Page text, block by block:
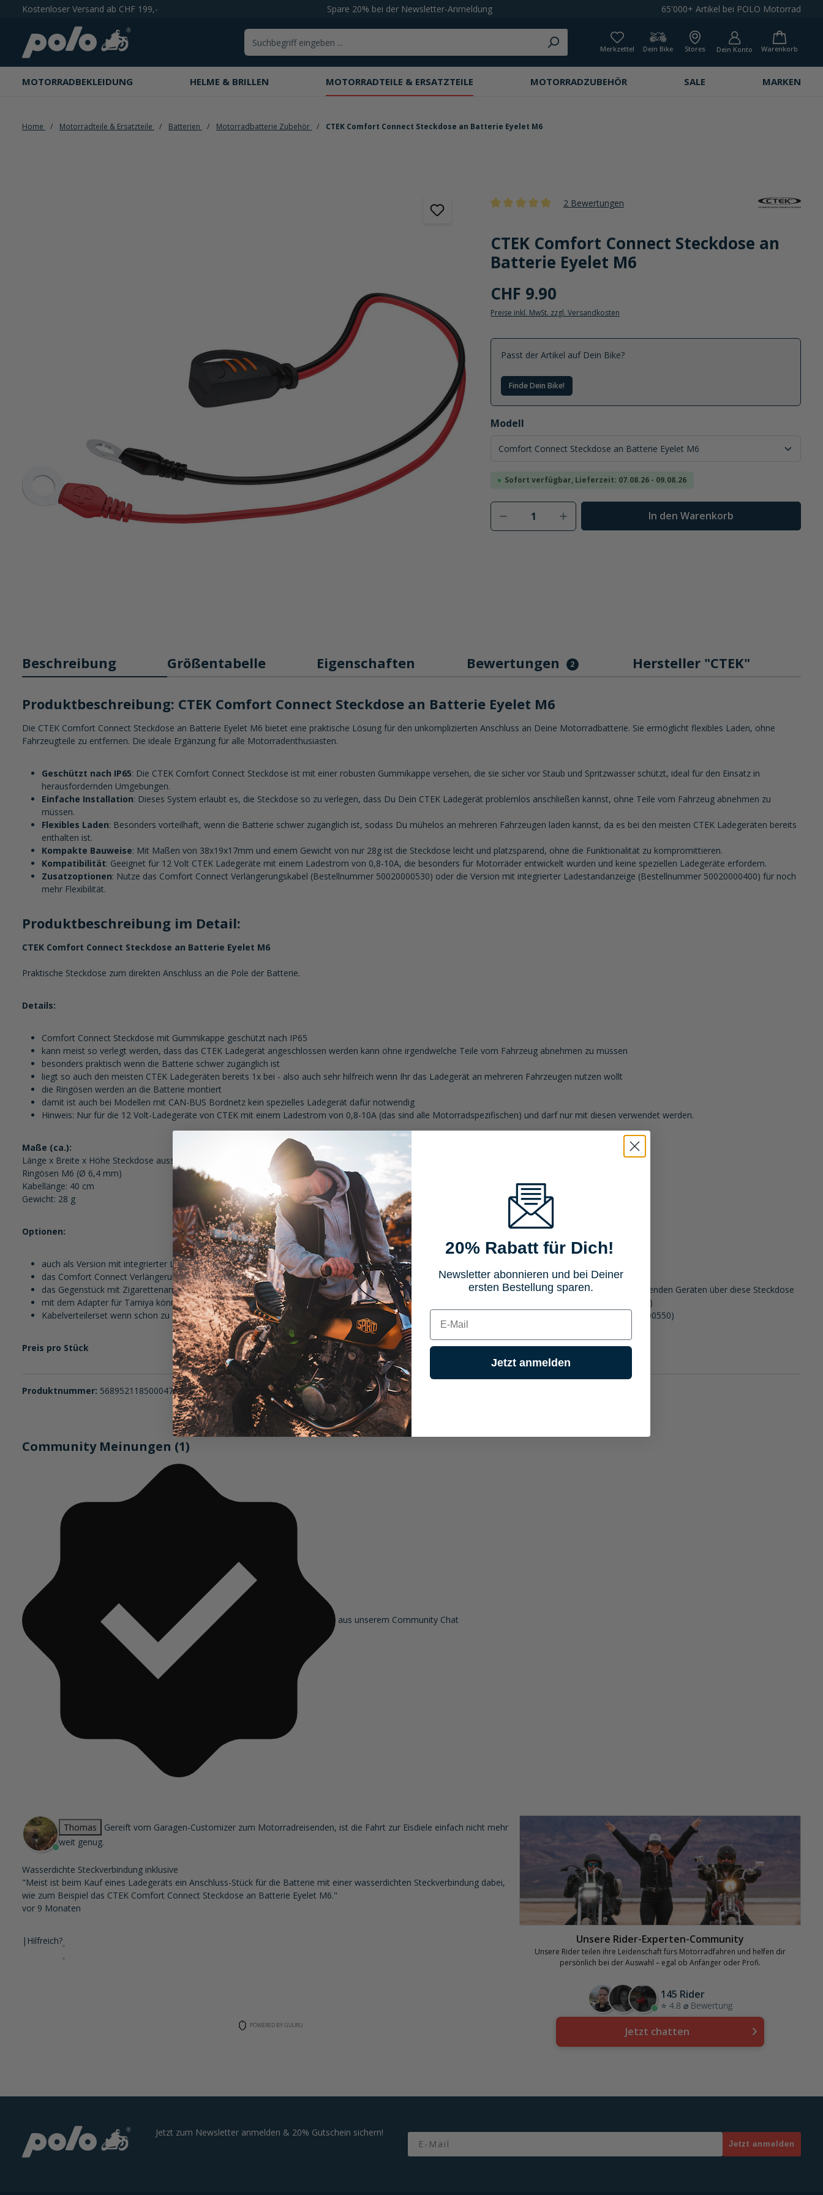
Zur Hauptnavigation springen
Kostenloser Versand ab CHF 199,- Spare 20% bei der Newsletter-Anmeldung 65'000+ Artikel bei POLO Motorrad
Merkzettel Dein Bike Stores Dein Konto Warenkorb
MOTORRADBEKLEIDUNG HELME & BRILLEN MOTORRADTEILE & ERSATZTEILE MOTORRADZUBEHÖR SALE MARKEN
Home Motorradteile & Ersatzteile Batterien Motorradbatterie Zubehör CTEK Comfort Connect Steckdose an Batterie Eyelet M6
2 Bewertungen
CTEK Comfort Connect Steckdose an
Batterie Eyelet M6
CHF 9.90
Preise inkl. MwSt. zzgl. Versandkosten
Passt der Artikel auf Dein Bike?
Finde Dein Bike!
Modell
auswählen
Sofort verfügbar, Lieferzeit: 07.08.26 - 09.08.26
Produkt Anzahl: Gib den gewünschten Wert ein
In den Warenkorb
Beschreibung Größentabelle Eigenschaften Bewertungen 2 Hersteller "CTEK"
Produktbeschreibung: CTEK Comfort Connect Steckdose an Batterie Eyelet M6
Die CTEK Comfort Connect Steckdose an Batterie Eyelet M6 bietet eine praktische Lösung für den unkomplizierten Anschluss an Deine Motorradbatterie. Sie ermöglicht flexibles Laden, ohne
Fahrzeugteile zu entfernen. Die ideale Ergänzung für alle Motorradenthusiasten.
Geschützt nach IP65: Die CTEK Comfort Connect Steckdose ist mit einer robusten Gummikappe versehen, die sie sicher vor Staub und Spritzwasser schützt, ideal für den Einsatz in
herausfordernden Umgebungen.
Einfache Installation: Dieses System erlaubt es, die Steckdose so zu verlegen, dass Du Dein CTEK Ladegerät problemlos anschließen kannst, ohne Teile vom Fahrzeug abnehmen zu
müssen.
Flexibles Laden: Besonders vorteilhaft, wenn die Batterie schwer zugänglich ist, sodass Du mühelos an mehreren Fahrzeugen laden kannst, da es bei den meisten CTEK Ladegeräten bereits
enthalten ist.
Kompakte Bauweise: Mit Maßen von 38x19x17mm und einem Gewicht von nur 28g ist die Steckdose leicht und platzsparend, ohne die Funktionalität zu kompromittieren.
Kompatibilität: Geeignet für 12 Volt CTEK Ladegeräte mit einem Ladestrom von 0,8-10A, die besonders für Motorräder entwickelt wurden und keine speziellen Ladegeräte erfordern.
Zusatzoptionen: Nutze das Comfort Connect Verlängerungskabel (Bestellnummer 50020000530) oder die Version mit integrierter Ladestandanzeige (Bestellnummer 50020000400) für noch
mehr Flexibilität.
Produktbeschreibung im Detail:
CTEK Comfort Connect Steckdose an Batterie Eyelet M6
Praktische Steckdose zum direkten Anschluss an die Pole der Batterie.
Details:
Comfort Connect Steckdose mit Gummikappe geschützt nach IP65
kann meist so verlegt werden, dass das CTEK Ladegerät angeschlossen werden kann ohne irgendwelche Teile vom Fahrzeug abnehmen zu müssen
besonders praktisch wenn die Batterie schwer zugänglich ist
liegt so auch den meisten CTEK Ladegeräten bereits 1x bei - also auch sehr hilfreich wenn Ihr das Ladegerät an mehreren Fahrzeugen nutzen wollt
die Ringösen werden an die Batterie montiert
damit ist auch bei Modellen mit CAN-BUS Bordnetz kein spezielles Ladegerät dafür notwendig
Hinweis: Nur für die 12 Volt-Ladegeräte von CTEK mit einem Ladestrom von 0,8-10A (das sind alle Motorradspezifischen) und darf nur mit diesen verwendet werden.
Maße (ca.):
Länge x Breite x Höhe Steckdose aussen: 38 x 19 x 17 mm
Ringösen M6 (Ø 6,4 mm)
Kabellänge: 40 cm
Gewicht: 28 g
Optionen:
auch als Version mit integrierter Ladestandanzeige erhältlich (Bestellnummer 50020000400)
das Comfort Connect Verlängerungskabel (Bestellnummer 50020000530) ermöglicht die Positionierung der Steckdose auch weiter weg von der Batterie
das Gegenstück mit Zigarettenanzünderdose auf der anderen Seite (Bestellnummer 50020000420) ermöglicht das Laden oder den Betrieb von entsprechenden Geräten über diese Steckdose
mit dem Adapter für Tamiya können andere Ladegeräte (z.B. CTEK altes System) oder andere Teile angeschlossen werden (Bestellnummer 50020000540)
Kabelverteilerset wenn schon zu viele Anschlüsse direkt an der Batterie vorhanden sind oder deren Pole schlecht zugänglich sind (Bestellnummer 50220000550)
Preis pro Stück
Produktnummer: 5689521185000470
Community Meinungen (1)
aus unserem Community Chat
Thomas
Gereift vom Garagen-Customizer zum Motorradreisenden, ist die Fahrt zur Eisdiele einfach nicht mehr
weit genug.
Wasserdichte Steckverbindung inklusive
"Meist ist beim Kauf eines Ladegeräts ein Anschluss-Stück für die Batterie mit einer wasserdichten Steckverbindung dabei,
wie zum Beispiel das CTEK Comfort Connect Steckdose an Batterie Eyelet M6."
vor 9 Monaten
| Hilfreich?
POWERED BY GUURU
Unsere Rider-Experten-Community
Unsere Rider teilen ihre Leidenschaft fürs Motorradfahren und helfen dir
persönlich bei der Auswahl – egal ob Anfänger oder Profi.
145 Rider
⭐ 4.8 ⌀ Bewertung
Jetzt chatten
Jetzt zum Newsletter anmelden & 20% Gutschein sichern! Email
Jetzt anmelden
20% Rabatt für Dich!
Newsletter abonnieren und bei Deiner
ersten Bestellung sparen.
E-mail
Jetzt anmelden